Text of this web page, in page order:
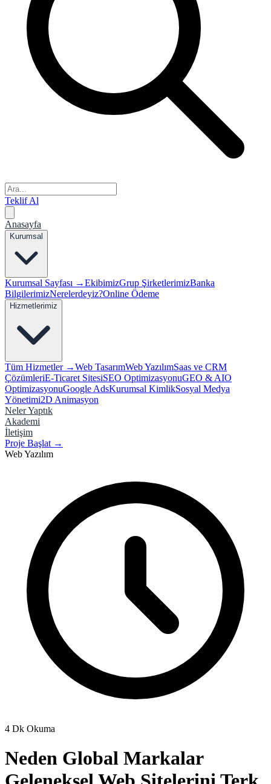
Teklif Al
Anasayfa
Kurumsal
Kurumsal Sayfası →EkibimizGrup ŞirketlerimizBanka
BilgilerimizNerelerdeyiz?Online Ödeme
Hizmetlerimiz
Tüm Hizmetler →Web TasarımWeb YazılımSaas ve CRM
ÇözümleriE-Ticaret SitesiSEO OptimizasyonuGEO & AIO
OptimizasyonuGoogle AdsKurumsal KimlikSosyal Medya
Yönetimi2D Animasyon
Neler Yaptık
Akademi
İletişim
Proje Başlat →
Web Yazılım
4 Dk Okuma
Neden Global Markalar